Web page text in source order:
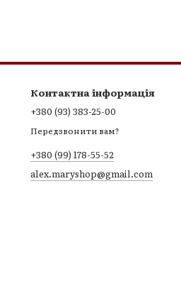
Контактна інформація
+380 (93) 383-25-00
Передзвонити вам?
+380 (99) 178-55-52
alex.maryshop@gmail.com